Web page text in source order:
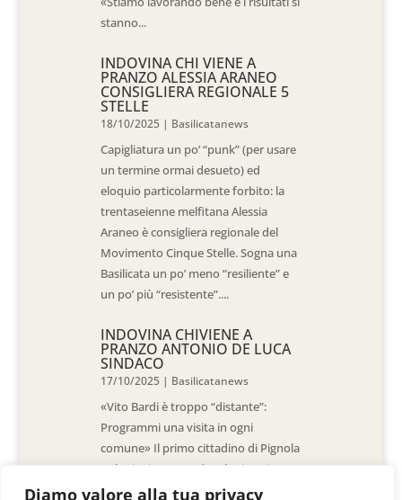
Diamo valore alla tua privacy
stanno...
INDOVINA CHI VIENE A
PRANZO ALESSIA ARANEO
CONSIGLIERA REGIONALE 5
STELLE
18/10/2025 | Basilicatanews
Capigliatura un po’ “punk” (per usare
un termine ormai desueto) ed
eloquio particolarmente forbito: la
trentaseienne melfitana Alessia
Araneo è consigliera regionale del
Movimento Cinque Stelle. Sogna una
Basilicata un po’ meno “resiliente” e
un po’ più “resistente”....
INDOVINA CHIVIENE A
PRANZO ANTONIO DE LUCA
SINDACO
17/10/2025 | Basilicatanews
«Vito Bardi è troppo “distante”:
Programmi una visita in ogni
comune» Il primo cittadino di Pignola
«L’ho invitato a vedere la situazione
al Pantano, ma non è venuto. La